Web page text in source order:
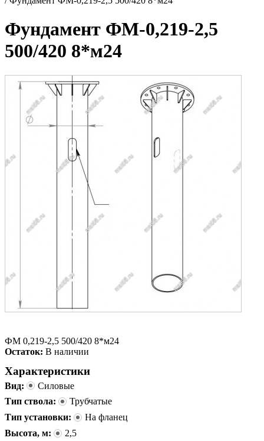
Фундамент ФМ-0,219-2,5
500/420 8*м24
ФМ 0,219-2,5 500/420 8*м24
Остаток: В наличии
Характеристики
Вид:
Силовые
Тип ствола:
Трубчатые
Тип установки:
На фланец
Высота, м:
2,5